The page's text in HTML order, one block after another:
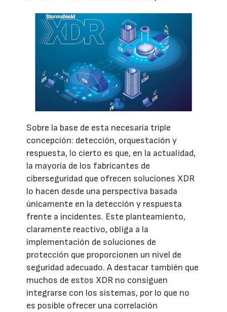
Sobre la base de esta necesaria triple
concepción: detección, orquestación y
respuesta, lo cierto es que, en la actualidad,
la mayoría de los fabricantes de
ciberseguridad que ofrecen soluciones XDR
lo hacen desde una perspectiva basada
únicamente en la detección y respuesta
frente a incidentes. Este planteamiento,
claramente reactivo, obliga a la
implementación de soluciones de
protección que proporcionen un nivel de
seguridad adecuado. A destacar también que
muchos de estos XDR no consiguen
integrarse con los sistemas, por lo que no
es posible ofrecer una correlación